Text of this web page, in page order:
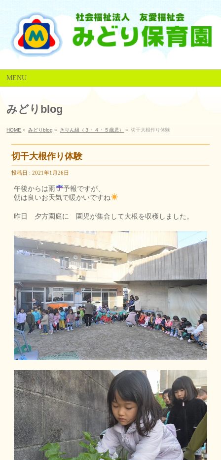
MENU
みどりblog
HOME » みどりblog » きりん組（３・４・５歳児） » 切干大根作り体験
切干大根作り体験
投稿日 : 2021年1月26日
午後からは雨
予報ですが、
朝は良いお天気で暖かいですね
昨日 夕方園庭に 園児が集合して大根を収穫しました。